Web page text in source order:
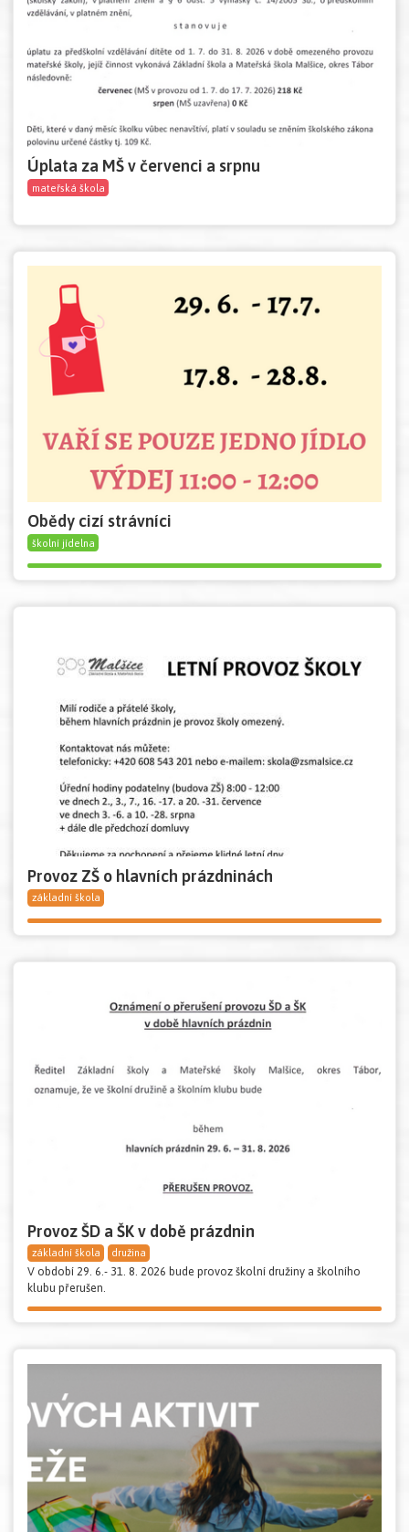
Úplata za MŠ v červenci a srpnu
mateřská škola
Obědy cizí strávníci
školní jídelna
Provoz ZŠ o hlavních prázdninách
základní škola
Provoz ŠD a ŠK v době prázdnin
základní škola družina
V období 29. 6.- 31. 8. 2026 bude provoz školní družiny a školního
klubu přerušen.